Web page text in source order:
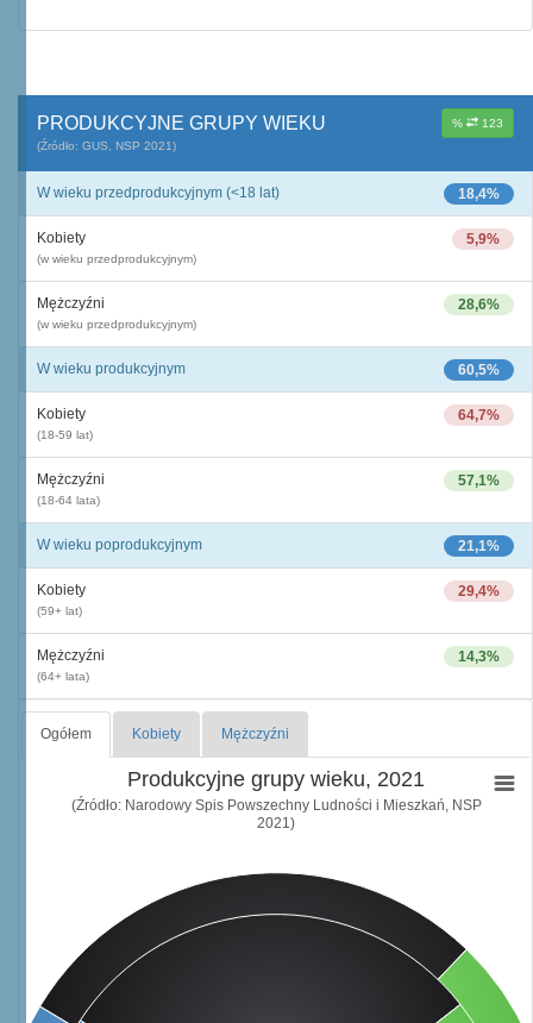
% 123
PRODUKCYJNE GRUPY WIEKU
(Źródło: GUS, NSP 2021)
18,4%
W wieku przedprodukcyjnym (<18 lat)
5,9%
Kobiety
(w wieku przedprodukcyjnym)
28,6%
Mężczyźni
(w wieku przedprodukcyjnym)
60,5%
W wieku produkcyjnym
64,7%
Kobiety
(18-59 lat)
57,1%
Mężczyźni
(18-64 lata)
21,1%
W wieku poprodukcyjnym
29,4%
Kobiety
(59+ lat)
14,3%
Mężczyźni
(64+ lata)
Ogółem Kobiety Mężczyźni
Produkcyjne grupy wieku, 2021
(Źródło: Narodowy Spis Powszechny Ludności i Mieszkań, NSP
2021)